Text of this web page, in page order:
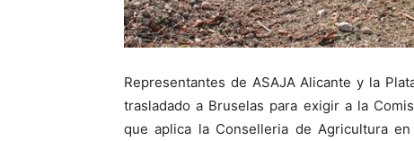
Representantes de ASAJA Alicante y la
trasladado a Bruselas para exigir a la
que aplica la Conselleria de Agricultura